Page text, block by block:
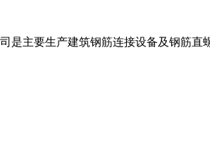
是主要生产建筑钢筋连接设备及钢筋